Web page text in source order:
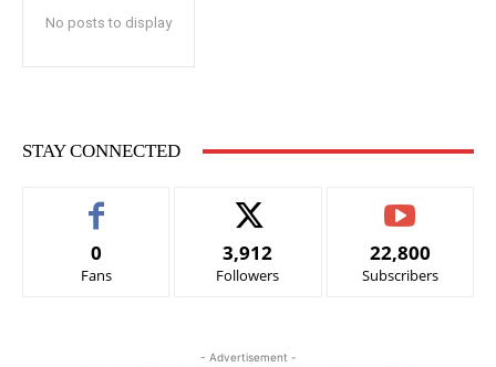
No posts to display
STAY CONNECTED
0
Fans
3,912
Followers
22,800
Subscribers
- Advertisement -